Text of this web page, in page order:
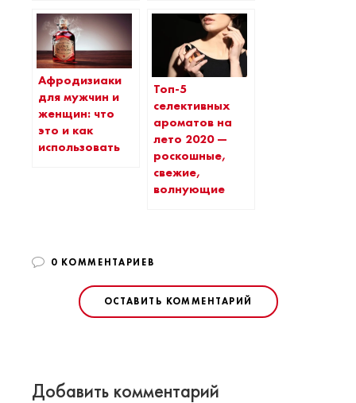
Афродизиаки
для мужчин и
женщин: что
это и как
использовать
Топ-5
селективных
ароматов на
лето 2020 —
роскошные,
свежие,
волнующие
0 КОММЕНТАРИЕВ
ОСТАВИТЬ КОММЕНТАРИЙ
Добавить комментарий